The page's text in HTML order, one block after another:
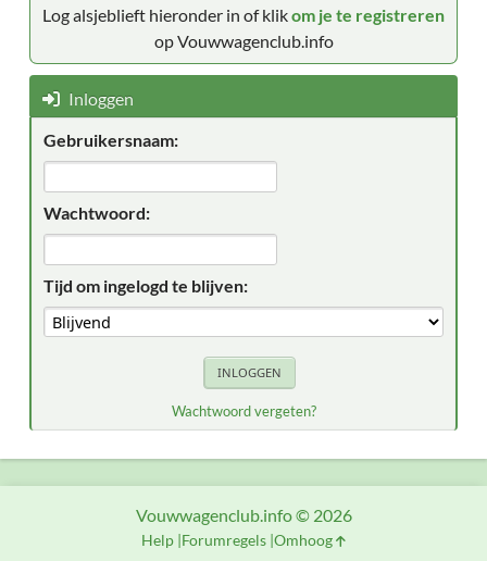
Log alsjeblieft hieronder in of klikom je te registreren
op Vouwwagenclub.info
Inloggen
Gebruikersnaam:
Wachtwoord:
Tijd om ingelogd te blijven:
Wachtwoord vergeten?
Vouwwagenclub.info © 2026
Help Forumregels Omhoog